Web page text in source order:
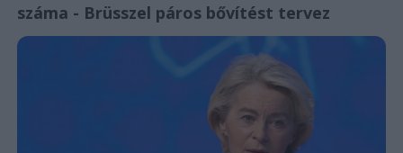
száma - Brüsszel páros bővítést tervez